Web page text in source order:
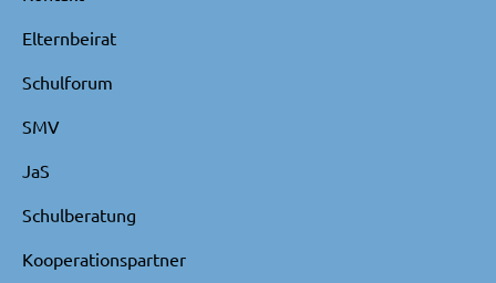
Elternbeirat
Schulforum
SMV
JaS
Schulberatung
Kooperationspartner